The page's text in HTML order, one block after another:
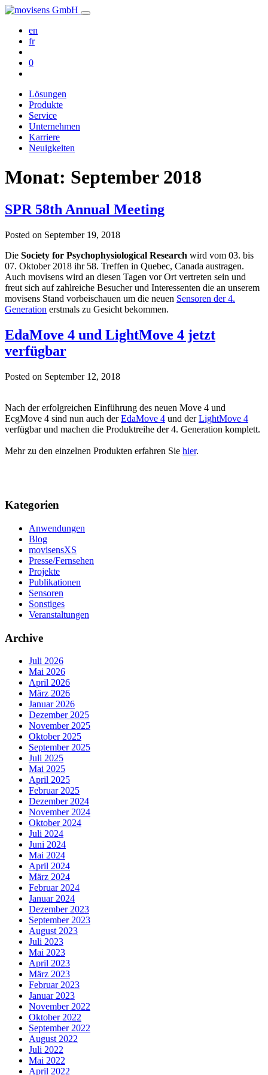
en
fr
0
Lösungen
Produkte
Service
Unternehmen
Karriere
Neuigkeiten
Monat: September 2018
SPR 58th Annual Meeting
Posted on September 19, 2018
Die Society for Psychophysiological Research wird vom 03. bis
07. Oktober 2018 ihr 58. Treffen in Quebec, Canada austragen.
Auch movisens wird an diesen Tagen vor Ort vertreten sein und
freut sich auf zahlreiche Besucher und Interessenten die an unserem
movisens Stand vorbeischauen um die neuen Sensoren der 4.
Generation erstmals zu Gesicht bekommen.
EdaMove 4 und LightMove 4 jetzt
verfügbar
Posted on September 12, 2018
Nach der erfolgreichen Einführung des neuen Move 4 und
EcgMove 4 sind nun auch derEdaMove 4 und derLightMove 4
verfügbar und machen die Produktreihe der 4. Generation komplett.
Mehr zu den einzelnen Produkten erfahren Sie hier.
Kategorien
Anwendungen
Blog
movisensXS
Presse/Fernsehen
Projekte
Publikationen
Sensoren
Sonstiges
Veranstaltungen
Archive
Juli 2026
Mai 2026
April 2026
März 2026
Januar 2026
Dezember 2025
November 2025
Oktober 2025
September 2025
Juli 2025
Mai 2025
April 2025
Februar 2025
Dezember 2024
November 2024
Oktober 2024
Juli 2024
Juni 2024
Mai 2024
April 2024
März 2024
Februar 2024
Januar 2024
Dezember 2023
September 2023
August 2023
Juli 2023
Mai 2023
April 2023
März 2023
Februar 2023
Januar 2023
November 2022
Oktober 2022
September 2022
August 2022
Juli 2022
Mai 2022
April 2022